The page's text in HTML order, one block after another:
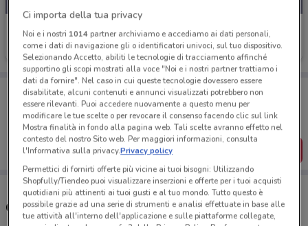
Eurospin
Scade domani 4.1 km
Porta DoveConviene sempre con te!
Puoi trovare le migliori offerte dei negozi vicino a te,
salvarle e creare la tua lista del risparmio, comodamente
dal tuo cellulare.
SCARICA L’APP
Orari e Negozi Eurospin
Ci importa della tua privacy
Noi e i nostri 1014partner archiviamo e accediamo ai dati personali,
come i dati di navigazione gli o identificatori univoci, sul tuo dispositivo.
Selezionando Accetto, abiliti le tecnologie di tracciamento affinché
supportino gli scopi mostrati alla voce "Noi e i nostri partner trattiamo i
dati da fornire". Nel caso in cui queste tecnologie dovessero essere
disabilitate, alcuni contenuti e annunci visualizzati potrebbero non
essere rilevanti. Puoi accedere nuovamente a questo menu per
modificare le tue scelte o per revocare il consenso facendo clic sul link
Mostra finalità in fondo alla pagina web. Tali scelte avranno effetto nel
contesto del nostro Sito web. Per maggiori informazioni, consulta
l'Informativa sulla privacy.Privacy policy
Permettici di fornirti offerte più vicine ai tuoi bisogni: Utilizzando
Shopfully/Tiendeo puoi visualizzare inserzioni e offerte per i tuoi acquisti
quotidiani più attinenti ai tuoi gusti e al tuo mondo. Tutto questo è
possibile grazie ad una serie di strumenti e analisi effettuate in base alle
tue attività all'interno dell'applicazione e sulle piattaforme collegate,